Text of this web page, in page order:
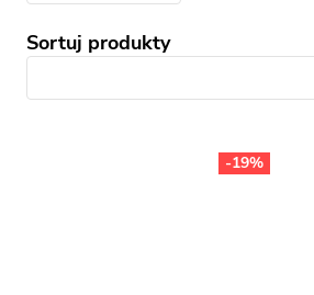
Sortuj produkty
-19%